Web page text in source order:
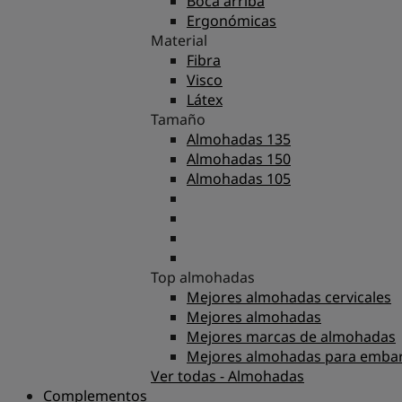
Ergonómicas
Material
Fibra
Visco
Látex
Tamaño
Almohadas 135
Almohadas 150
Almohadas 105
Top almohadas
Mejores almohadas cervicales
Mejores almohadas
Mejores marcas de almohadas
Mejores almohadas para
Ver todas - Almohadas
Complementos